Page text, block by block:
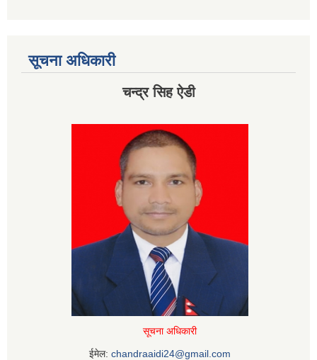
सूचना अधिकारी
चन्द्र सिह ऐडी
सूचना अधिकारी
ईमेल: chandraaidi24@gmail.com